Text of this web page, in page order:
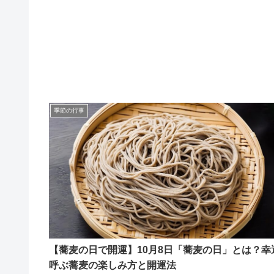
季節の行事
【蕎麦の日で開運】10月8日「蕎麦の日」とは？幸
呼ぶ蕎麦の楽しみ方と開運法